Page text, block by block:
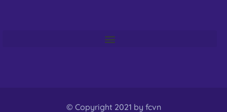
© Copyright 2021 by fcvn